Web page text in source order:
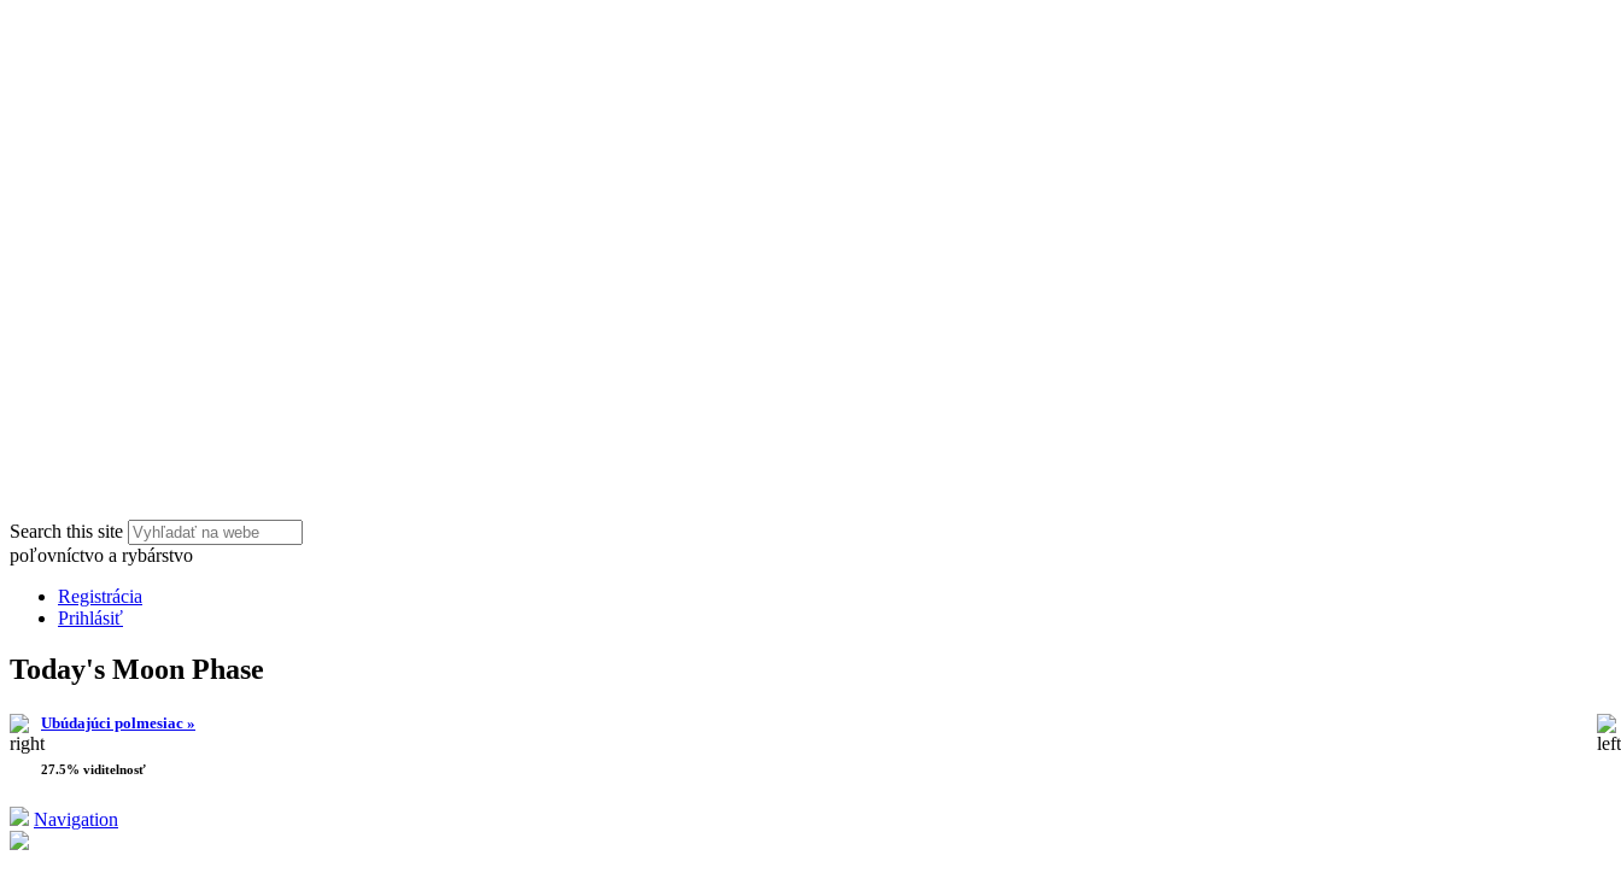
Search this site
poľovníctvo a rybárstvo
Registrácia
Prihlásiť
Today's Moon Phase
Ubúdajúci polmesiac »
27.5% viditelnosť
Navigation